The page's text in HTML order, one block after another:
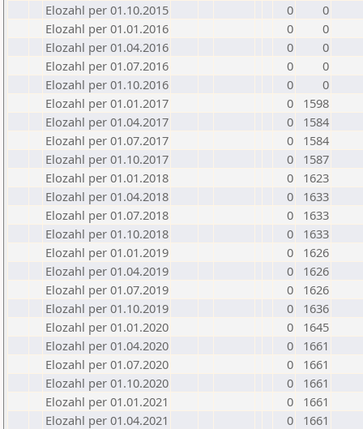
Elozahl per 01.10.2015
0
0
Elozahl per 01.01.2016
0
0
Elozahl per 01.04.2016
0
0
Elozahl per 01.07.2016
0
0
Elozahl per 01.10.2016
0
0
Elozahl per 01.01.2017
0
1598
Elozahl per 01.04.2017
0
1584
Elozahl per 01.07.2017
0
1584
Elozahl per 01.10.2017
0
1587
Elozahl per 01.01.2018
0
1623
Elozahl per 01.04.2018
0
1633
Elozahl per 01.07.2018
0
1633
Elozahl per 01.10.2018
0
1633
Elozahl per 01.01.2019
0
1626
Elozahl per 01.04.2019
0
1626
Elozahl per 01.07.2019
0
1626
Elozahl per 01.10.2019
0
1636
Elozahl per 01.01.2020
0
1645
Elozahl per 01.04.2020
0
1661
Elozahl per 01.07.2020
0
1661
Elozahl per 01.10.2020
0
1661
Elozahl per 01.01.2021
0
1661
Elozahl per 01.04.2021
0
1661